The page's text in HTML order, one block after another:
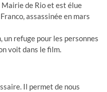
de Rio et est élue
assassinée en mars
un refuge pour les personnes
voit dans le film.
Il permet de nous